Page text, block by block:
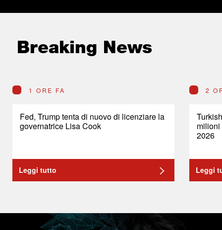
Breaking News
1 ORE FA
Fed, Trump tenta di nuovo di licenziare la
governatrice Lisa Cook
Leggi tutto
2
2026
Leggi